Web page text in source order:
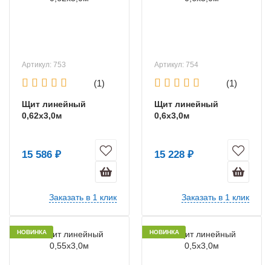
Артикул: 753
(1)
Щит линейный
0,62х3,0м
15 586 ₽
Заказать в 1 клик
Артикул: 754
(1)
Щит линейный
0,6х3,0м
15 228 ₽
Заказать в 1 клик
НОВИНКА НОВИНКА